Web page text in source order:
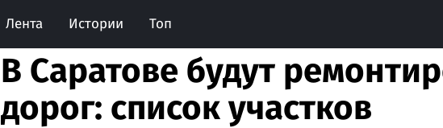
Лента Истории Топ
В Саратове будут
дорог: список участков